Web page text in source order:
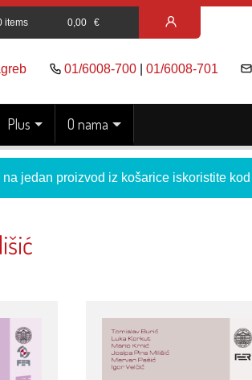
items 0,00 €
01/6008-700| 01/6008-701
Plus O nama
jedan proizvod iz košarice iskoristite